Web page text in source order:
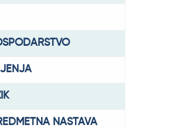
NASTAVA